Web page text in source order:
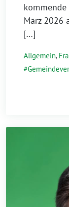
März 2026
[…]
Allgemein,